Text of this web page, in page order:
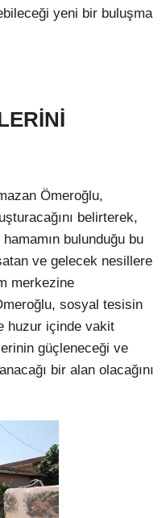
yeni bir buluşma
Ömeroğlu,
belirterek,
bulunduğu bu
ve gelecek nesillere
merkezine
sosyal tesisin
huzur içinde vakit
güçleneceği ve
bir alan olacağını